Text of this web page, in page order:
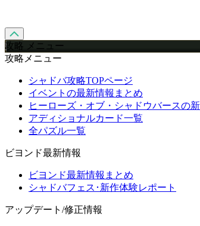
攻略 メニュー
攻略メニュー
シャドバ攻略TOPページ
イベントの最新情報まとめ
ヒーローズ・オブ・シャドウバースの
アディショナルカード一覧
全パズル一覧
ビヨンド最新情報
ビヨンド最新情報まとめ
シャドバフェス･新作体験レポート
アップデート/修正情報